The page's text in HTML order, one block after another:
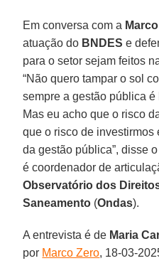
Em conversa com a
atuação do BNDES e
para o setor sejam feitos
“Não quero tampar o sol
sempre a gestão pública
Mas eu acho que o risco
que o risco de investirmos
da gestão pública”, disse
é coordenador de
Observatório dos
Saneamento (Ondas).
A entrevista é de Maria
por Marco Zero, 18-03-